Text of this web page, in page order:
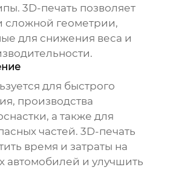
3D-печать позволяет
сложной геометрии,
для снижения веса и
для быстрого
производства
а также для
частей. 3D-печать
время и затраты на
автомобилей и улучшить